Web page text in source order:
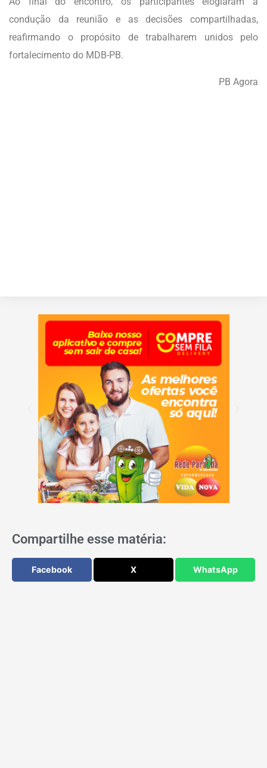
condução da reunião e as decisões compartilhadas,
reafirmando o propósito de trabalharem unidos pelo
fortalecimento do MDB-PB.
PB Agora
Compartilhe esse matéria:
Facebook X WhatsApp